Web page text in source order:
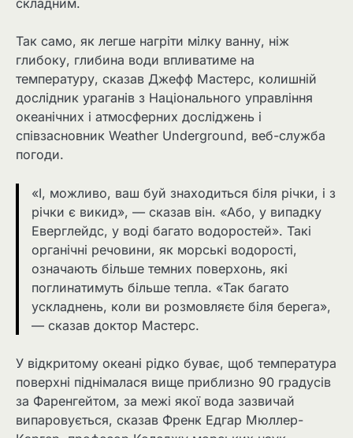
складним.
Так само, як легше нагріти мілку ванну, ніж
глибоку, глибина води впливатиме на
температуру, сказав Джефф Мастерс, колишній
дослідник ураганів з Національного управління
океанічних і атмосферних досліджень і
співзасновник Weather Underground, веб-служба
погоди.
«І, можливо, ваш буй знаходиться біля річки, і з
річки є викид», — сказав він. «Або, у випадку
Еверглейдс, у воді багато водоростей». Такі
органічні речовини, як морські водорості,
означають більше темних поверхонь, які
поглинатимуть більше тепла. «Так багато
ускладнень, коли ви розмовляєте біля берега»,
— сказав доктор Мастерс.
У відкритому океані рідко буває, щоб температура
поверхні піднімалася вище приблизно 90 градусів
за Фаренгейтом, за межі якої вода зазвичай
випаровується, сказав Френк Едгар Мюллер-